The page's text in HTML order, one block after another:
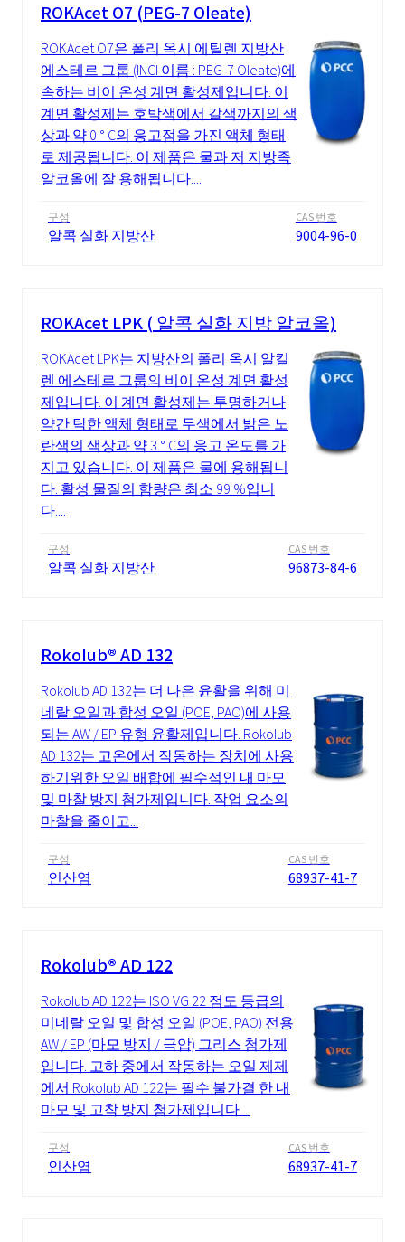
ROKAcet O7 (PEG-7 Oleate)
ROKAcet O7은 폴리 옥시 에틸렌 지방산
에스테르 그룹 (INCI 이름 : PEG-7 Oleate)에
속하는 비이 온성 계면 활성제입니다. 이
계면 활성제는 호박색에서 갈색까지의 색
상과 약 0 ° C의 응고점을 가진 액체 형태
로 제공됩니다. 이 제품은 물과 저 지방족
알코올에 잘 용해됩니다....
구성
알콕 실화 지방산
CAS 번호
9004-96-0
ROKAcet LPK ( 알콕 실화 지방 알코올)
ROKAcet LPK는 지방산의 폴리 옥시 알킬
렌 에스테르 그룹의 비이 온성 계면 활성
제입니다. 이 계면 활성제는 투명하거나
약간 탁한 액체 형태로 무색에서 밝은 노
란색의 색상과 약 3 ° C의 응고 온도를 가
지고 있습니다. 이 제품은 물에 용해됩니
다. 활성 물질의 함량은 최소 99 %입니
다....
구성
알콕 실화 지방산
CAS 번호
96873-84-6
Rokolub® AD 132
Rokolub AD 132는 더 나은 윤활을 위해 미
네랄 오일과 합성 오일 (POE, PAO)에 사용
되는 AW / EP 유형 윤활제입니다. Rokolub
AD 132는 고온에서 작동하는 장치에 사용
하기위한 오일 배합에 필수적인 내 마모
및 마찰 방지 첨가제입니다. 작업 요소의
마찰을 줄이고...
구성
인산염
CAS 번호
68937-41-7
Rokolub® AD 122
Rokolub AD 122는 ISO VG 22 점도 등급의
미네랄 오일 및 합성 오일 (POE, PAO) 전용
AW / EP (마모 방지 / 극압) 그리스 첨가제
입니다. 고하 중에서 작동하는 오일 제제
에서 Rokolub AD 122는 필수 불가결 한 내
마모 및 고착 방지 첨가제입니다....
구성
인산염
CAS 번호
68937-41-7